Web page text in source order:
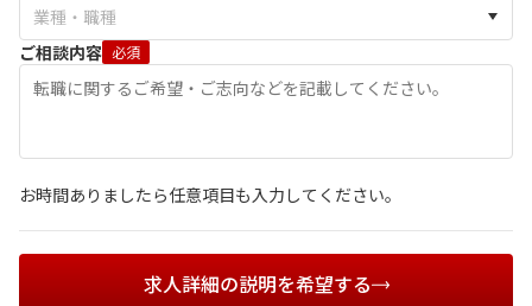
ご相談内容 必須
お時間ありましたら任意項目も入力してください。
求人詳細の説明を希望する